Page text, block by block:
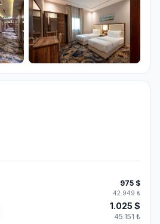
975 $
42.949 ₺
1.025 $
45.151 ₺